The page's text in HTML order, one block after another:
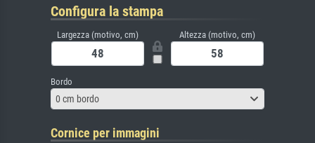
Configura la stampa
Largezza (motivo, cm) Altezza (motivo, cm)
Bordo
0 cm bordo
Cornice per immagini